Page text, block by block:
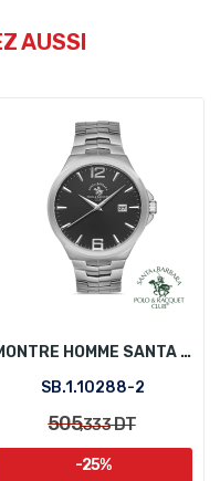
AUSSI
MONTRE HOMME SANTA BARBARA POLO SB.1.10288-2
SB.1.10288-2
505,333DT
-25%